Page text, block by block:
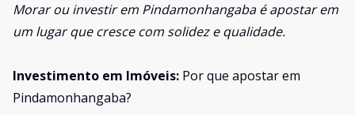
Morar ou investir em Pindamonhangaba é apostar em
um lugar que cresce com solidez e qualidade.
Investimento em Imóveis: Por que apostar em
Pindamonhangaba?